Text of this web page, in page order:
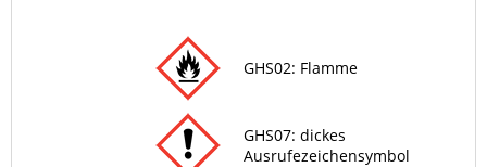
GHS02: Flamme
GHS07: dickes
Ausrufezeichensymbol